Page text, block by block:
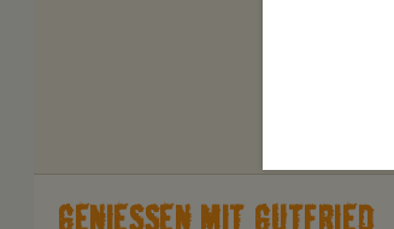
GENIESSEN MIT GUTFRIED